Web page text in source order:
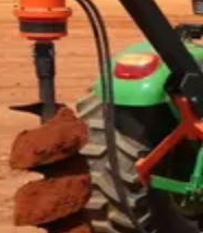
ItapeviCotiaPirapora
Franco da